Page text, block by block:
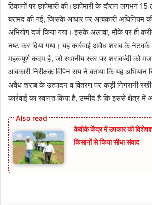
ठिकानों पर छापेमारी की।छापेमारी के दौरान लगभग
बरामद की गई, जिसके आधार पर आबकारी अधिनियम
अभियोग दर्ज किया गया। इसके अलावा, मौके पर ही
नष्ट कर दिया गया। यह कार्रवाई अवैध शराब के
महत्वपूर्ण कदम है, जो स्थानीय स्तर पर शराबबंदी को
आबकारी निरीक्षक विपिन राय ने बताया कि यह अभियान
अवैध शराब के उत्पादन व वितरण पर कड़ी निगरानी
कार्रवाई का स्वागत किया है, उम्मीद है कि इससे क्षेत्र में
केवीके केंद्र में उपकार की
किसानों से किया सीधा संवाद